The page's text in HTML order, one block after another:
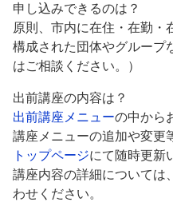
申し込みできるのは？
原則、市内に在住・在勤・
構成された団体やグループ
はご相談ください。）
出前講座の内容は？
出前講座メニューの中から
講座メニューの追加や変更
トップページにて随時更新
講座内容の詳細については
わせください。